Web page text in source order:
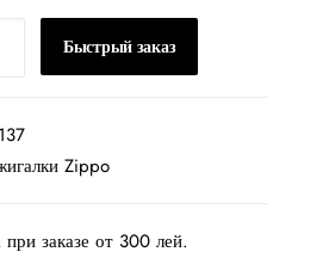
Быстрый заказ
Zippo
при заказе от 300 лей.